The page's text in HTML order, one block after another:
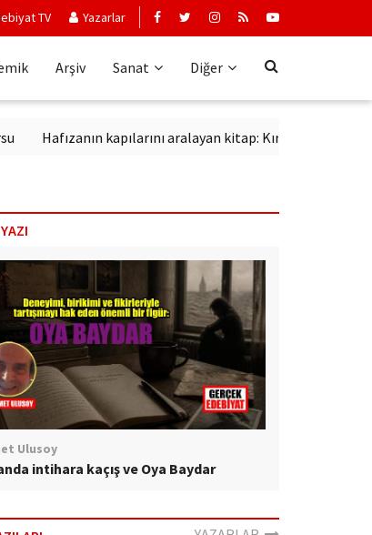
TV Yazarlar
Arşiv Sanat Diğer
Hafızanın kapılarını aralayan kitap: Kırık Anahtar
Ulusoy
intihara kaçış ve Oya Baydar